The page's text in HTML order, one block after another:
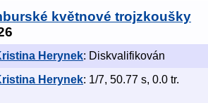
květnové trojzkoušky
Herynek: Diskvalifikován
Herynek: 1/7, 50.77 s, 0.0 tr.